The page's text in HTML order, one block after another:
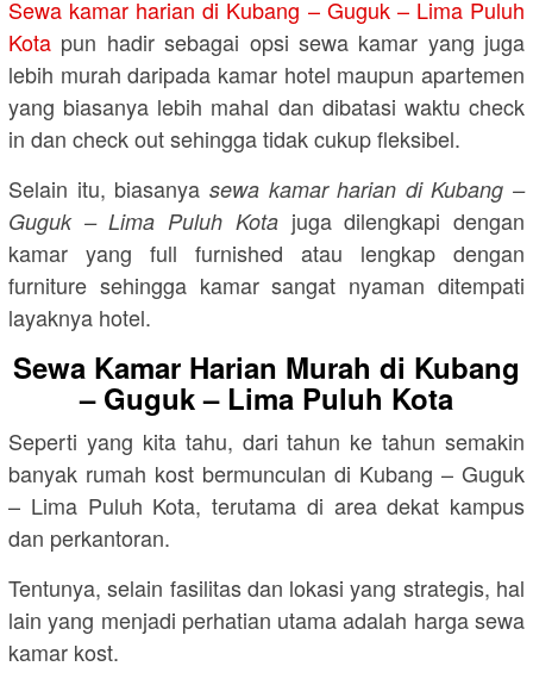
Sewa kamar harian di Kubang – Guguk – Lima Puluh
Kota pun hadir sebagai opsi sewa kamar yang juga
lebih murah daripada kamar hotel maupun apartemen
yang biasanya lebih mahal dan dibatasi waktu check
in dan check out sehingga tidak cukup fleksibel.
Selain itu, biasanya sewa kamar harian di Kubang –
Guguk – Lima Puluh Kotajuga dilengkapi dengan
kamar yang full furnished atau lengkap dengan
furniture sehingga kamar sangat nyaman ditempati
layaknya hotel.
Sewa Kamar Harian Murah di Kubang
– Guguk – Lima Puluh Kota
Seperti yang kita tahu, dari tahun ke tahun semakin
banyak rumah kost bermunculan di Kubang – Guguk
– Lima Puluh Kota, terutama di area dekat kampus
dan perkantoran.
Tentunya, selain fasilitas dan lokasi yang strategis, hal
lain yang menjadi perhatian utama adalah harga sewa
kamar kost.